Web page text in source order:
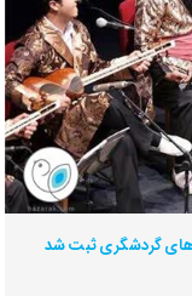
گردشگری ثبت شد